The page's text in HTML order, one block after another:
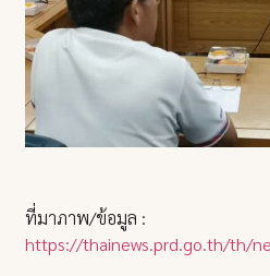
ที่มาภาพ/ข้อมูล :
https://thainews.prd.go.th/th/